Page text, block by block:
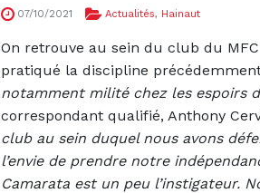
07/10/2021 Actualités, Hainaut
On retrouve au sein du club du
pratiqué la discipline
notamment milité chez les espoirs
correspondant qualifié, Anthony
club au sein duquel nous avons
l’envie de prendre notre
Camarata est un peu l’instigateur.